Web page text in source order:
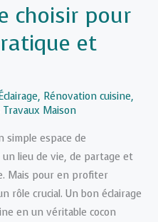
choisir pour
et
, Rénovation cuisine,
Travaux Maison
simple espace de
un lieu de vie, de partage et
Mais pour en profiter
rôle crucial. Un bon éclairage
en un véritable cocon